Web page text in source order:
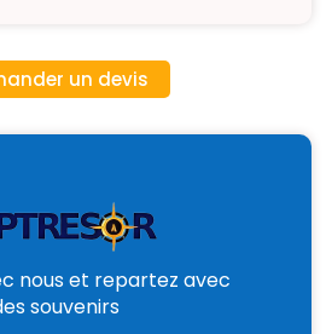
un devis
nous et repartez avec
souvenirs